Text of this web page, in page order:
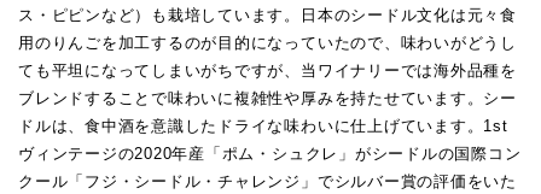
ス・ピピンなど）も栽培しています。日本のシードル文化は元々食
用のりんごを加工するのが目的になっていたので、味わいがどうし
ても平坦になってしまいがちですが、当ワイナリーでは海外品種を
ブレンドすることで味わいに複雑性や厚みを持たせています。シー
ドルは、食中酒を意識したドライな味わいに仕上げています。1st
ヴィンテージの2020年産「ポム・シュクレ」がシードルの国際コン
クール「フジ・シードル・チャレンジ」でシルバー賞の評価をいた